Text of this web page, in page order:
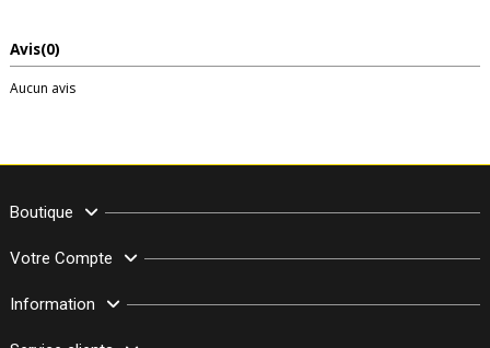
Avis(0)
Aucun avis
Boutique
Votre Compte
Information